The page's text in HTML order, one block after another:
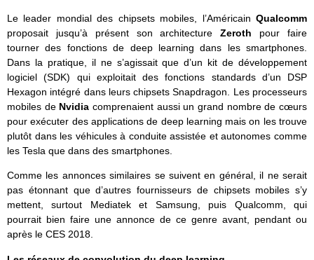
Le leader mondial des chipsets mobiles, l’Américain Qualcomm
proposait jusqu’à présent son architectureZeroth pour faire
tourner des fonctions de deep learning dans les smartphones.
Dans la pratique, il ne s’agissait que d’un kit de développement
logiciel (SDK) qui exploitait des fonctions standards d’un DSP
Hexagon intégré dans leurs chipsets Snapdragon. Les processeurs
mobiles de Nvidia comprenaient aussi un grand nombre de cœurs
pour exécuter des applications de deep learning mais on les trouve
plutôt dans les véhicules à conduite assistée et autonomes comme
les Tesla que dans des smartphones.
Comme les annonces similaires se suivent en général, il ne serait
pas étonnant que d’autres fournisseurs de chipsets mobiles s’y
mettent, surtout Mediatek et Samsung, puis Qualcomm, qui
pourrait bien faire une annonce de ce genre avant, pendant ou
après le CES 2018.